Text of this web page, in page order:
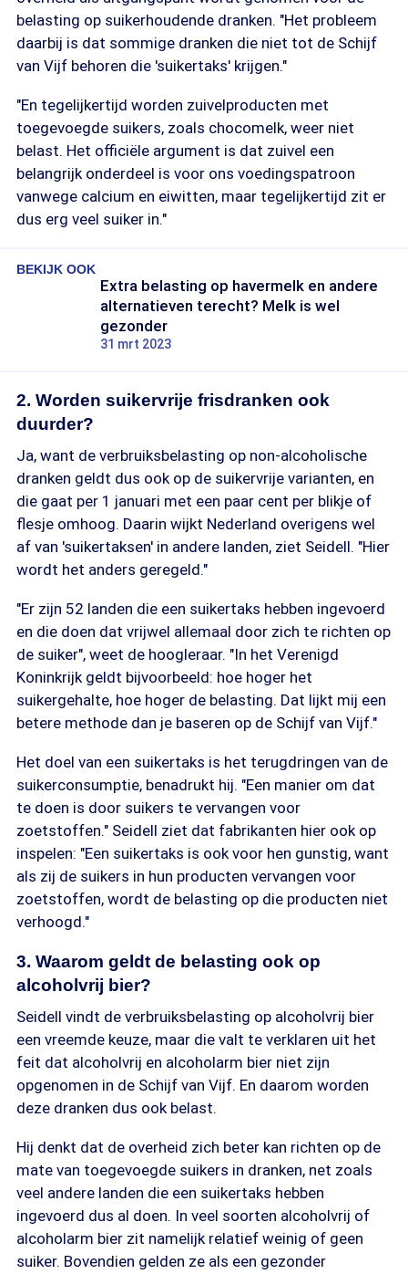
belasting op suikerhoudende dranken. "Het probleem
daarbij is dat sommige dranken die niet tot de Schijf
van Vijf behoren die 'suikertaks' krijgen."
"En tegelijkertijd worden zuivelproducten met
toegevoegde suikers, zoals chocomelk, weer niet
belast. Het officiële argument is dat zuivel een
belangrijk onderdeel is voor ons voedingspatroon
vanwege calcium en eiwitten, maar tegelijkertijd zit er
dus erg veel suiker in."
BEKIJK OOK
Extra belasting op havermelk en andere
alternatieven terecht? Melk is wel
gezonder
31 mrt 2023
2. Worden suikervrije frisdranken ook
duurder?
Ja, want de verbruiksbelasting op non-alcoholische
dranken geldt dus ook op de suikervrije varianten, en
die gaat per 1 januari met een paar cent per blikje of
flesje omhoog. Daarin wijkt Nederland overigens wel
af van 'suikertaksen' in andere landen, ziet Seidell. "Hier
wordt het anders geregeld."
"Er zijn 52 landen die een suikertaks hebben ingevoerd
en die doen dat vrijwel allemaal door zich te richten op
de suiker", weet de hoogleraar. "In het Verenigd
Koninkrijk geldt bijvoorbeeld: hoe hoger het
suikergehalte, hoe hoger de belasting. Dat lijkt mij een
betere methode dan je baseren op de Schijf van Vijf."
Het doel van een suikertaks is het terugdringen van de
suikerconsumptie, benadrukt hij. "Een manier om dat
te doen is door suikers te vervangen voor
zoetstoffen." Seidell ziet dat fabrikanten hier ook op
inspelen: "Een suikertaks is ook voor hen gunstig, want
als zij de suikers in hun producten vervangen voor
zoetstoffen, wordt de belasting op die producten niet
verhoogd."
3. Waarom geldt de belasting ook op
alcoholvrij bier?
Seidell vindt de verbruiksbelasting op alcoholvrij bier
een vreemde keuze, maar die valt te verklaren uit het
feit dat alcoholvrij en alcoholarm bier niet zijn
opgenomen in de Schijf van Vijf. En daarom worden
deze dranken dus ook belast.
Hij denkt dat de overheid zich beter kan richten op de
mate van toegevoegde suikers in dranken, net zoals
veel andere landen die een suikertaks hebben
ingevoerd dus al doen. In veel soorten alcoholvrij of
alcoholarm bier zit namelijk relatief weinig of geen
suiker. Bovendien gelden ze als een gezonder